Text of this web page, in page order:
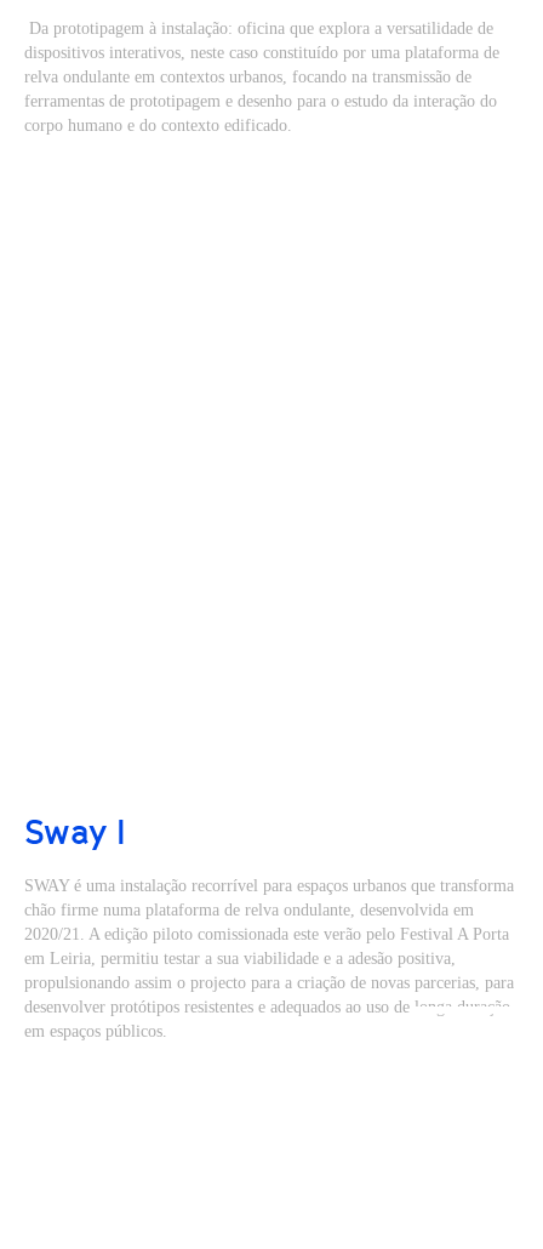
Da prototipagem à instalação: oficina que explora a versatilidade de
dispositivos interativos, neste caso constituído por uma plataforma de
relva ondulante em contextos urbanos, focando na transmissão de
ferramentas de prototipagem e desenho para o estudo da interação do
corpo humano e do contexto edificado.
Sway I
SWAY é uma instalação recorrível para espaços urbanos que transforma
chão firme numa plataforma de relva ondulante, desenvolvida em
2020/21. A edição piloto comissionada este verão pelo Festival A Porta
em Leiria, permitiu testar a sua viabilidade e a adesão positiva,
propulsionando assim o projecto para a criação de novas parcerias, para
desenvolver protótipos resistentes e adequados ao uso de longa duração
em espaços públicos.